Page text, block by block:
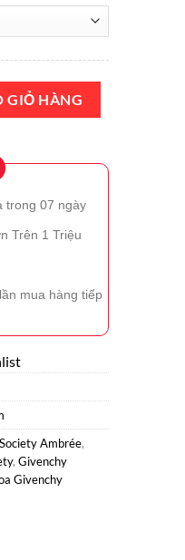
Ambrée EDP 100ml Chính
GIỎ HÀNG
trong 07 ngày
Trên 1 Triệu
mua hàng tiếp
Ambrée,
, Givenchy
Givenchy